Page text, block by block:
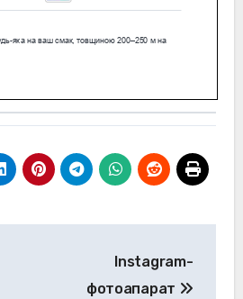
Instagram-
фотоапарат